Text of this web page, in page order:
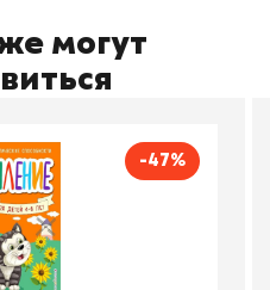
могут
-47%